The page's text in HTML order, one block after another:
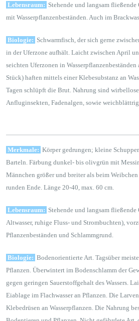
Lebensraum: Stehende und langsam fließende
mit Wasserpflanzenbeständen. Auch im
Biologie: Schwarmfisch, der sich gerne
in der Uferzone aufhält. Laicht zwischen April
seichten Uferzonen in
Stück) haften mittels einer Klebesubstanz an
Tagen schlüpft die Brut. Nahrung sind
Anfluginsekten, Fadenalgen, sowie
Merkmale: Körper gedrungen; kleine
Barteln. Färbung dunkel- bis olivgrün mit
Männchen größer und breiter als beim
runden Ende. Länge 20-40, max. 60 cm.
Lebensraum: Stehende und langsam fließende
Altwasser, ruhige Fluss- und Strombuchten),
Pflanzenbeständen und Schlammgrund.
Biologie: Bodenorientierte Art. Tagsüber
Pflanzen. Überwintert im Bodenschlamm der
gegen geringen Sauerstoffgehalt des Wassers.
Eiablage im Flachwasser an Pflanzen. Die
Klebedrüsen an Wasserpflanzen. Die Nahrung